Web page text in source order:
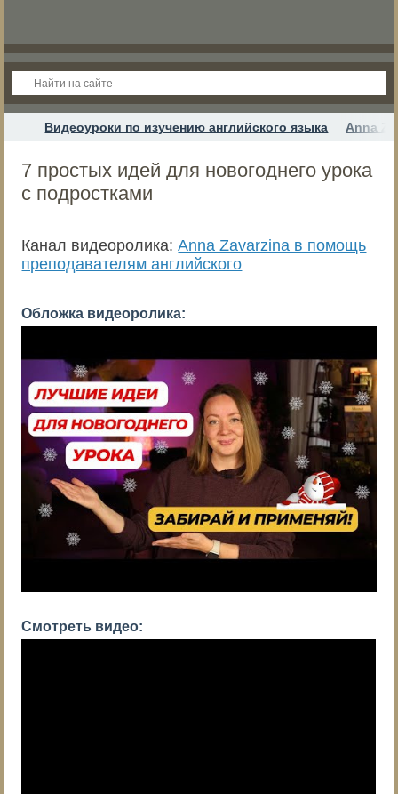
Видеоуроки по изучению английского языка Anna
7 простых идей для новогоднего урока
с подростками
Канал видеоролика:Anna Zavarzina в помощь
преподавателям английского
Обложка видеоролика:
Смотреть видео: